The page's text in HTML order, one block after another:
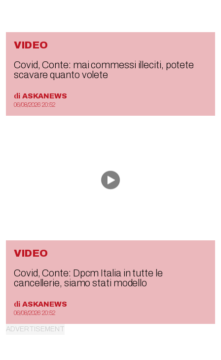
VIDEO
Covid, Conte: mai commessi illeciti, potete
scavare quanto volete
di ASKANEWS
06/08/2026 20:52
VIDEO
Covid, Conte: Dpcm Italia in tutte le
cancellerie, siamo stati modello
di ASKANEWS
06/08/2026 20:52